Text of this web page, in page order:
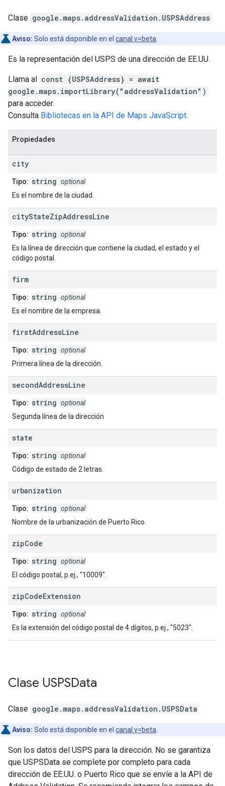
Clase google.maps.addressValidation . USPSAddress
Aviso: Solo está disponible en el canal v=beta
Es la representación del USPS de una dirección de EE.UU.
Llama al const {USPSAddress} = await
google.maps.importLibrary("addressValidation")
para acceder.
Consulta Bibliotecas en la API de Maps JavaScript.
Propiedades
city
Tipo: string optional
Es el nombre de la ciudad.
cityStateZipAddressLine
Tipo: string optional
Es la línea de dirección que contiene la ciudad, el estado y el
código postal.
firm
Tipo: string optional
Es el nombre de la empresa.
firstAddressLine
Tipo: string optional
Primera línea de la dirección.
secondAddressLine
Tipo: string optional
Segunda línea de la dirección
state
Tipo: string optional
Código de estado de 2 letras.
urbanization
Tipo: string optional
Nombre de la urbanización de Puerto Rico.
zipCode
Tipo: string optional
El código postal, p.ej., "10009".
zipCodeExtension
Tipo: string optional
Es la extensión del código postal de 4 dígitos, p.ej., "5023".
Clase USPSData
Clase google.maps.addressValidation . USPSData
Aviso: Solo está disponible en el canal v=beta
Son los datos del USPS para la dirección. No se garantiza
que USPSData se complete por completo para cada
dirección de EE.UU. o Puerto Rico que se envíe a la API de